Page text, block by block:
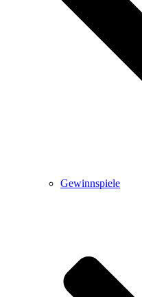
Gewinnspiele